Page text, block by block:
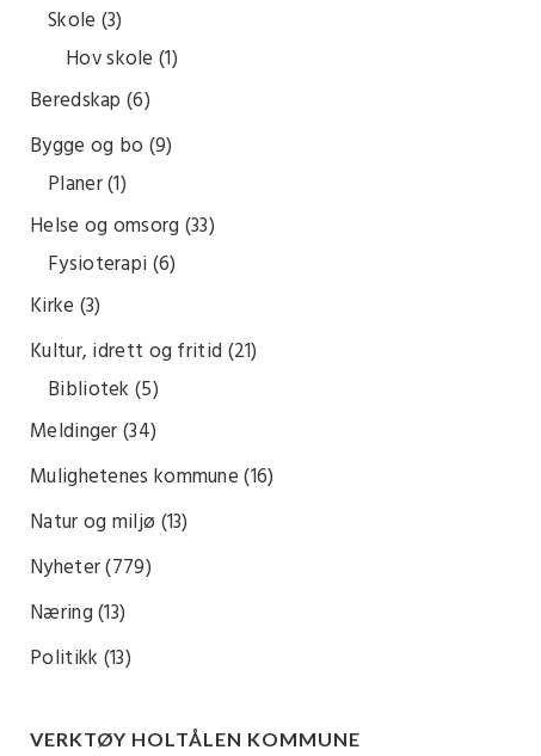
Skole (3)
Hov skole (1)
Beredskap (6)
Bygge og bo (9)
Planer(1)
Helse og omsorg (33)
Fysioterapi (6)
Kirke (3)
Kultur, idrett og fritid (21)
Bibliotek (5)
Meldinger(34)
Mulighetenes kommune(16)
Natur og miljø (13)
Nyheter(779)
Næring(13)
Politikk (13)
VERKTØY HOLTÅLEN KOMMUNE